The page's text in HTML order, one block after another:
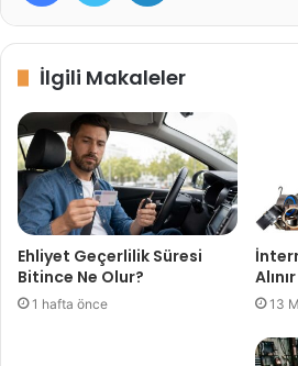
İlgili Makaleler
Ehliyet Geçerlilik Süresi
Bitince Ne Olur?
1 hafta önce 13